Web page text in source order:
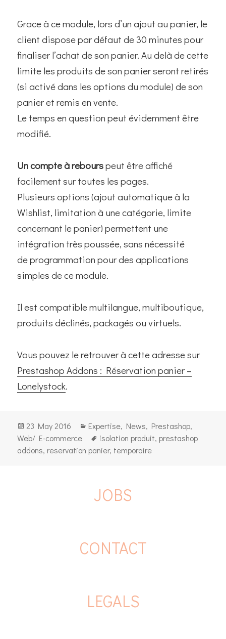
Grace à ce module, lors d’un ajout au panier, le
client dispose par défaut de 30 minutes pour
finaliser l’achat de son panier. Au delà de cette
limite les produits de son panier seront retirés
(si activé dans les options du module) de son
panier et remis en vente.
Le temps en question peut évidemment être
modifié.
Un compte à rebourspeut être affiché
facilement sur toutes les pages.
Plusieurs options (ajout automatique à la
Wishlist, limitation à une catégorie, limite
concernant le panier) permettent une
intégration très poussée, sans nécessité
de programmation pour des applications
simples de ce module.
Il est compatible multilangue, multiboutique,
produits déclinés, packagés ou virtuels.
Vous pouvez le retrouver à cette adresse sur
Prestashop Addons : Réservation panier –
Lonelystock.
Posted
on
23 May 2016 Categories
Expertise, News, Prestashop,
Web/ E-commerce
Tags
isolation produit, prestashop
addons, reservation panier, temporaire
JOBS
CONTACT
LEGALS